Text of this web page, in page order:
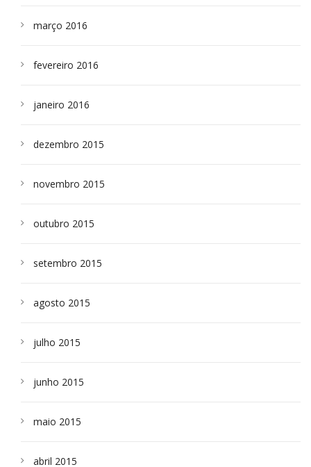
março 2016
fevereiro 2016
janeiro 2016
dezembro 2015
novembro 2015
outubro 2015
setembro 2015
agosto 2015
julho 2015
junho 2015
maio 2015
abril 2015